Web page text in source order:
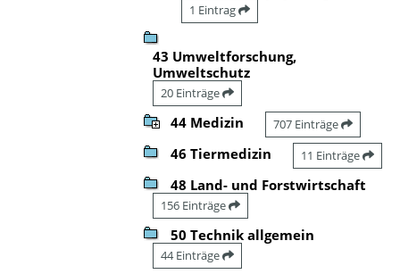
1 Eintrag
43 Umweltforschung,
Umweltschutz
20 Einträge
44 Medizin 707 Einträge
46 Tiermedizin 11 Einträge
48 Land- und Forstwirtschaft
156 Einträge
50 Technik allgemein
44 Einträge